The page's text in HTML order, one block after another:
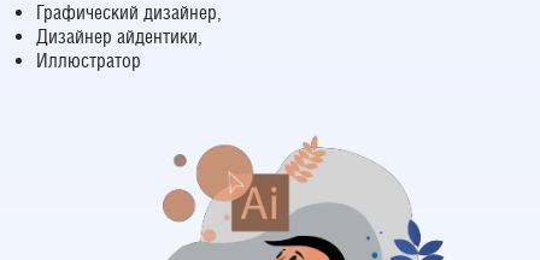
Графический дизайнер,
Дизайнер айдентики,
Иллюстратор